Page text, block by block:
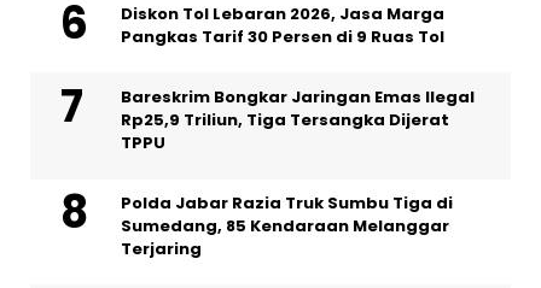
Diskon Tol Lebaran 2026, Jasa Marga
Pangkas Tarif 30 Persen di 9 Ruas Tol
Bareskrim Bongkar Jaringan Emas Ilegal
Rp25,9 Triliun, Tiga Tersangka Dijerat
TPPU
Polda Jabar Razia Truk Sumbu Tiga di
Sumedang, 85 Kendaraan Melanggar
Terjaring